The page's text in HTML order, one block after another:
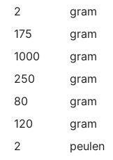
2
gram
175
gram
1000
gram
250
gram
80
gram
120
gram
2
peulen